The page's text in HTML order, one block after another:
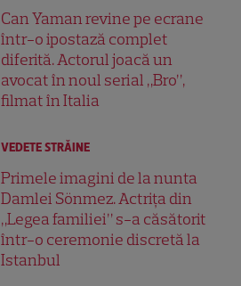
Can Yaman revine pe ecrane
într-o ipostază complet
diferită. Actorul joacă un
avocat în noul serial „Bro”,
filmat în Italia
VEDETE STRĂINE
Primele imagini de la nunta
Damlei Sönmez. Actrița din
„Legea familiei” s-a căsătorit
într-o ceremonie discretă la
Istanbul